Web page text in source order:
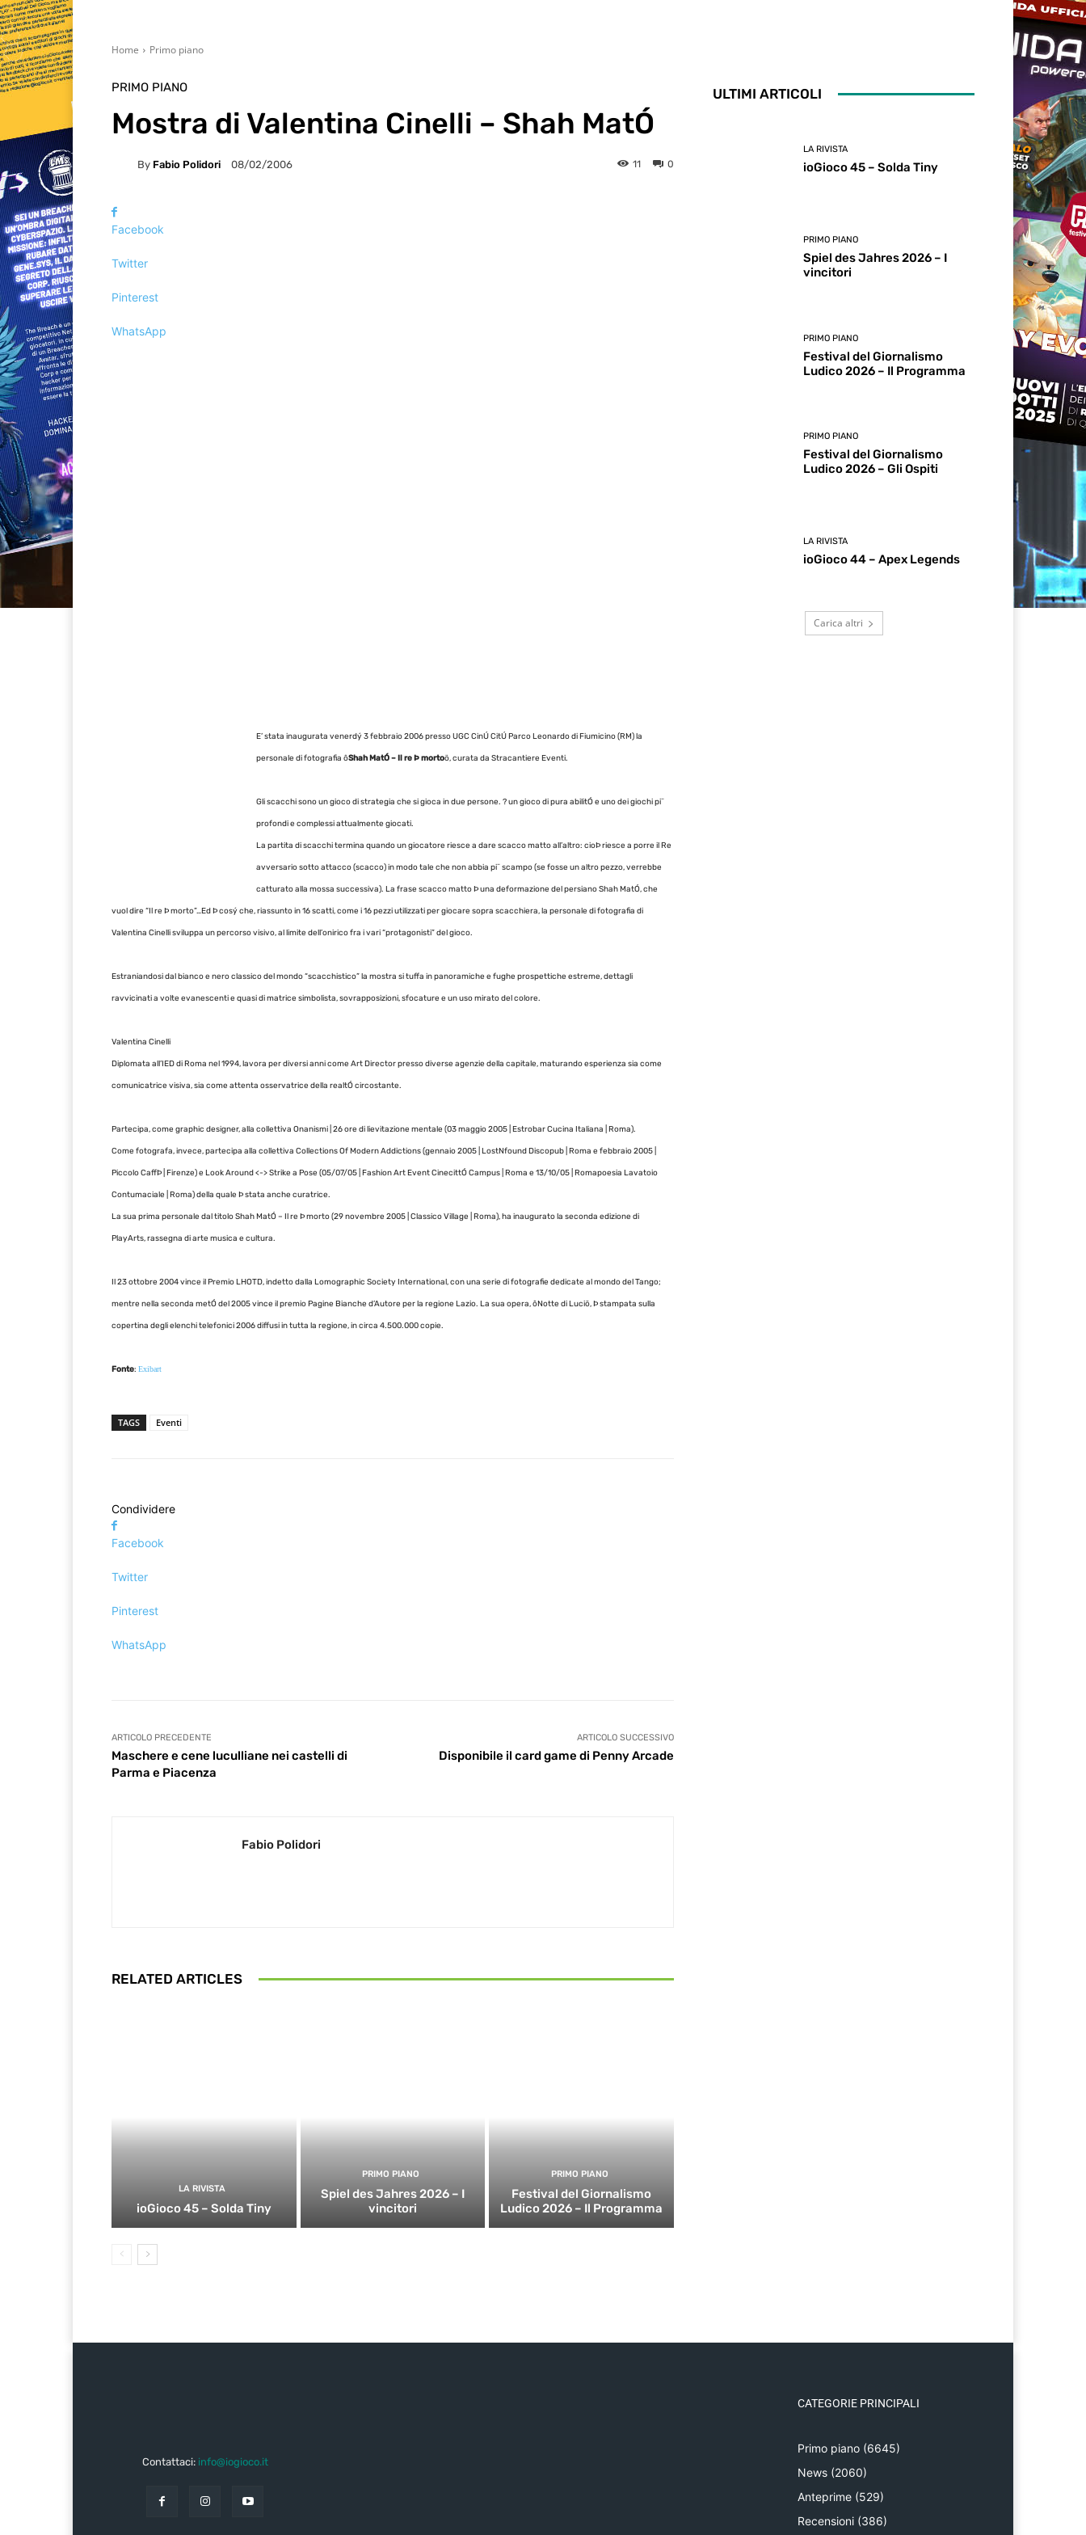
Home Primo piano
PRIMO PIANO
Mostra di Valentina Cinelli – Shah MatÓ
By Fabio Polidori 08/02/2006 0
11
Facebook
Twitter
Pinterest
WhatsApp
E’ stata inaugurata venerdý 3 febbraio 2006 presso UGC CinÚ CitÚ Parco Leonardo di Fiumicino (RM) la
personale di fotografia ôShah MatÓ – Il re Þ mortoö, curata da Stracantiere Eventi.
Gli scacchi sono un gioco di strategia che si gioca in due persone. ? un gioco di pura abilitÓ e uno dei giochi pi¨
profondi e complessi attualmente giocati.
La partita di scacchi termina quando un giocatore riesce a dare scacco matto all’altro: cioÞ riesce a porre il Re
avversario sotto attacco (scacco) in modo tale che non abbia pi¨ scampo (se fosse un altro pezzo, verrebbe
catturato alla mossa successiva). La frase scacco matto Þ una deformazione del persiano Shah MatÓ, che
vuol dire “Il re Þ morto”…Ed Þ cosý che, riassunto in 16 scatti, come i 16 pezzi utilizzati per giocare sopra scacchiera, la personale di fotografia di
Valentina Cinelli sviluppa un percorso visivo, al limite dell’onirico fra i vari “protagonisti” del gioco.
Estraniandosi dal bianco e nero classico del mondo “scacchistico” la mostra si tuffa in panoramiche e fughe prospettiche estreme, dettagli
ravvicinati a volte evanescenti e quasi di matrice simbolista, sovrapposizioni, sfocature e un uso mirato del colore.
Valentina Cinelli
Diplomata all’IED di Roma nel 1994, lavora per diversi anni come Art Director presso diverse agenzie della capitale, maturando esperienza sia come
comunicatrice visiva, sia come attenta osservatrice della realtÓ circostante.
Partecipa, come graphic designer, alla collettiva Onanismi | 26 ore di lievitazione mentale (03 maggio 2005 | Estrobar Cucina Italiana | Roma).
Come fotografa, invece, partecipa alla collettiva Collections Of Modern Addictions (gennaio 2005 | LostNfound Discopub | Roma e febbraio 2005 |
Piccolo CaffÞ | Firenze) e Look Around <-> Strike a Pose (05/07/05 | Fashion Art Event CinecittÓ Campus | Roma e 13/10/05 | Romapoesia Lavatoio
Contumaciale | Roma) della quale Þ stata anche curatrice.
La sua prima personale dal titolo Shah MatÓ – Il re Þ morto (29 novembre 2005 | Classico Village | Roma), ha inaugurato la seconda edizione di
PlayArts, rassegna di arte musica e cultura.
Il 23 ottobre 2004 vince il Premio LHOTD, indetto dalla Lomographic Society International, con una serie di fotografie dedicate al mondo del Tango;
mentre nella seconda metÓ del 2005 vince il premio Pagine Bianche d’Autore per la regione Lazio. La sua opera, ôNotte di Luciö, Þ stampata sulla
copertina degli elenchi telefonici 2006 diffusi in tutta la regione, in circa 4.500.000 copie.
Fonte: Exibart
TAGS Eventi
Condividere
Facebook
Twitter
Pinterest
WhatsApp
ARTICOLO PRECEDENTE
Maschere e cene luculliane nei castelli di
Parma e Piacenza
ARTICOLO SUCCESSIVO
Disponibile il card game di Penny Arcade
Fabio Polidori
RELATED ARTICLES
LA RIVISTA
ioGioco 45 – Solda Tiny
PRIMO PIANO
Spiel des Jahres 2026 – I
vincitori
PRIMO PIANO
Festival del Giornalismo
Ludico 2026 – Il Programma
ULTIMI ARTICOLI
LA RIVISTA
ioGioco 45 – Solda Tiny
PRIMO PIANO
Spiel des Jahres 2026 – I
vincitori
PRIMO PIANO
Festival del Giornalismo
Ludico 2026 – Il Programma
PRIMO PIANO
Festival del Giornalismo
Ludico 2026 – Gli Ospiti
LA RIVISTA
ioGioco 44 – Apex Legends
Carica altri
Contattaci: info@iogioco.it
CATEGORIE PRINCIPALI
Primo piano (6645)
News (2060)
Anteprime (529)
Recensioni (386)